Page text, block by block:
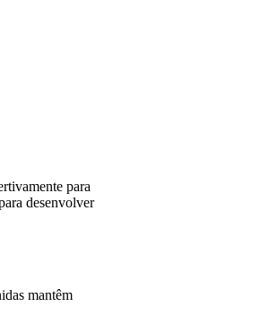
para
desenvolver
mantêm